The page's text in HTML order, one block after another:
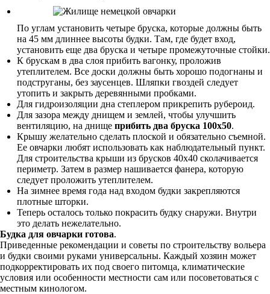
По углам установить четыре бруска, которые должны быть
на 45 мм длиннее высоты будки. Там, где будет вход,
установить еще два бруска и четыре промежуточные стойки.
К брускам в два слоя прибить вагонку, проложив
утеплителем. Все доски должны быть хорошо подогнаны и
подструганы, без заусенцев. Шляпки гвоздей следует
утопить и закрыть деревянными пробками.
Для гидроизоляции дна степлером прикрепить рубероид.
Для зазора между днищем и землей, чтобы улучшить
вентиляцию, на днище прибить два бруска 100х50.
Крышу желательно сделать плоской и обязательно съемной.
Ее овчарки любят использовать как наблюдательный пункт.
Для строительства крыши из брусков 40х40 сколачивается
периметр. Затем в размер нашивается фанера, которую
следует проложить утеплителем.
На зимнее время года над входом будки закрепляются
плотные шторки.
Теперь осталось только покрасить будку снаружи. Внутри
это делать нежелательно.
Будка для овчарки готова.
Приведенные рекомендации и советы по строительству вольера
и будки своими руками универсальны. Каждый хозяин может
подкорректировать их под своего питомца, климатические
условия или особенности местности сам или посоветоваться с
местным кинологом.